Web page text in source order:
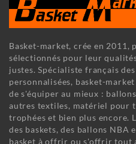
Basket-market, crée en 2011,
sélectionnés pour leur
justes. Spécialiste français
personnalisées, basket-
de s'équiper au mieux :
autres textiles, matériel pour
trophées et bien plus encore.
des baskets, des ballons NBA
basket à offrir ou s'offrir tout